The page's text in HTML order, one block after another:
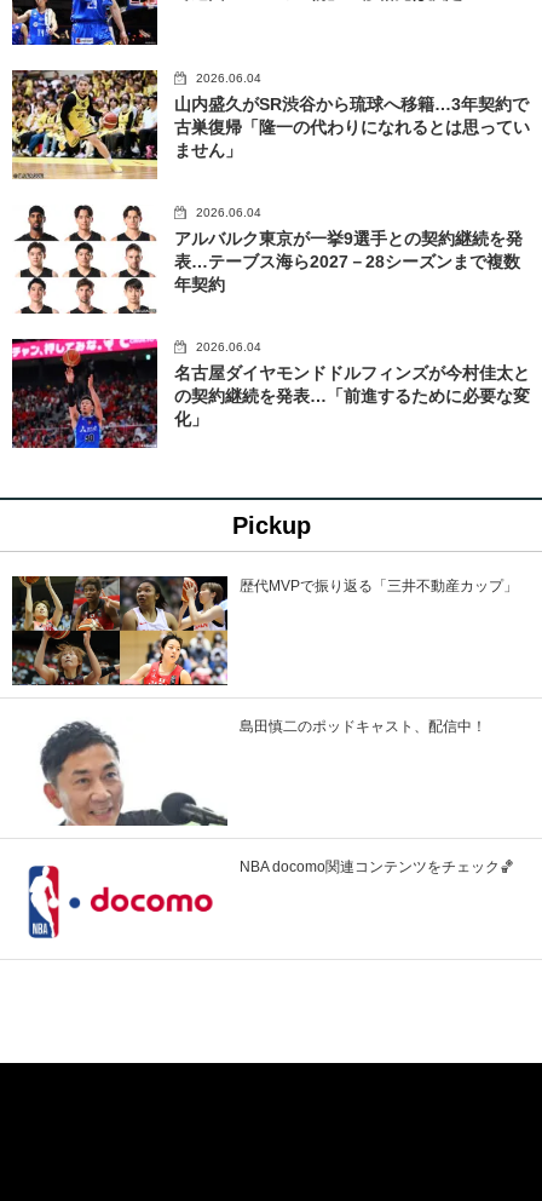
2026.06.04
山内盛久がSR渋谷から琉球へ移籍…3年契約で
古巣復帰「隆一の代わりになれるとは思ってい
ません」
2026.06.04
アルバルク東京が一挙9選手との契約継続を発
表…テーブス海ら2027－28シーズンまで複数
年契約
2026.06.04
名古屋ダイヤモンドドルフィンズが今村佳太と
の契約継続を発表…「前進するために必要な変
化」
Pickup
歴代MVPで振り返る「三井不動産カップ」
島田慎二のポッドキャスト、配信中！
NBA docomo関連コンテンツをチェック🏀